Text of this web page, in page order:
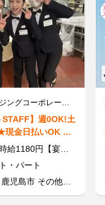
株式会社ライジングコーポレーション ※勤務地：鹿児島市
STAFF】週0OK!土
現金日払いOK ＼
同時募集中！／
円【宴会】時給1160円
・パート
島市 その他鹿児島市